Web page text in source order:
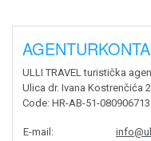
ULLI TRAVEL turistička
Ulica dr. Ivana Kostrenčića
Code: HR-AB-51-080906713
E-mail :